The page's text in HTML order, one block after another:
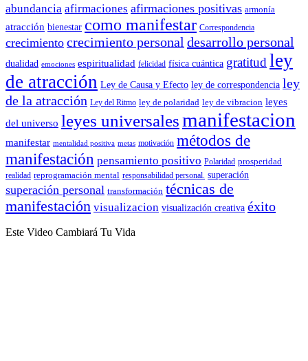
abundancia afirmaciones afirmaciones positivas armonía
atracción bienestar como manifestar Correspondencia
crecimiento crecimiento personal desarrollo personal
dualidad emociones espiritualidad felicidad física cuántica gratitud ley
de atracción Ley de Causa y Efecto ley de correspondencia ley
de la atracción Ley del Ritmo ley de polaridad ley de vibracion leyes
del universo leyes universalesmanifestacion
manifestar mentalidad positiva metas motivación métodos de
manifestación pensamiento positivo Polaridad prosperidad
realidad reprogramación mental responsabilidad personal. superación
superación personal transformación técnicas de
manifestación visualizacion visualización creativa éxito
Este Video Cambiará Tu Vida